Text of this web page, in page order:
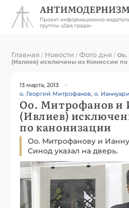
Главная / Новости /Фото дня /Оо.
(Ивлиев) исключены из Комиссии по
13 марта, 2013
о. Георгий Митрофанов,о.
Оо. Митрофанов и
(Ивлиев)
по канонизации
Оо. Митрофанову и
Синод указал на дверь.